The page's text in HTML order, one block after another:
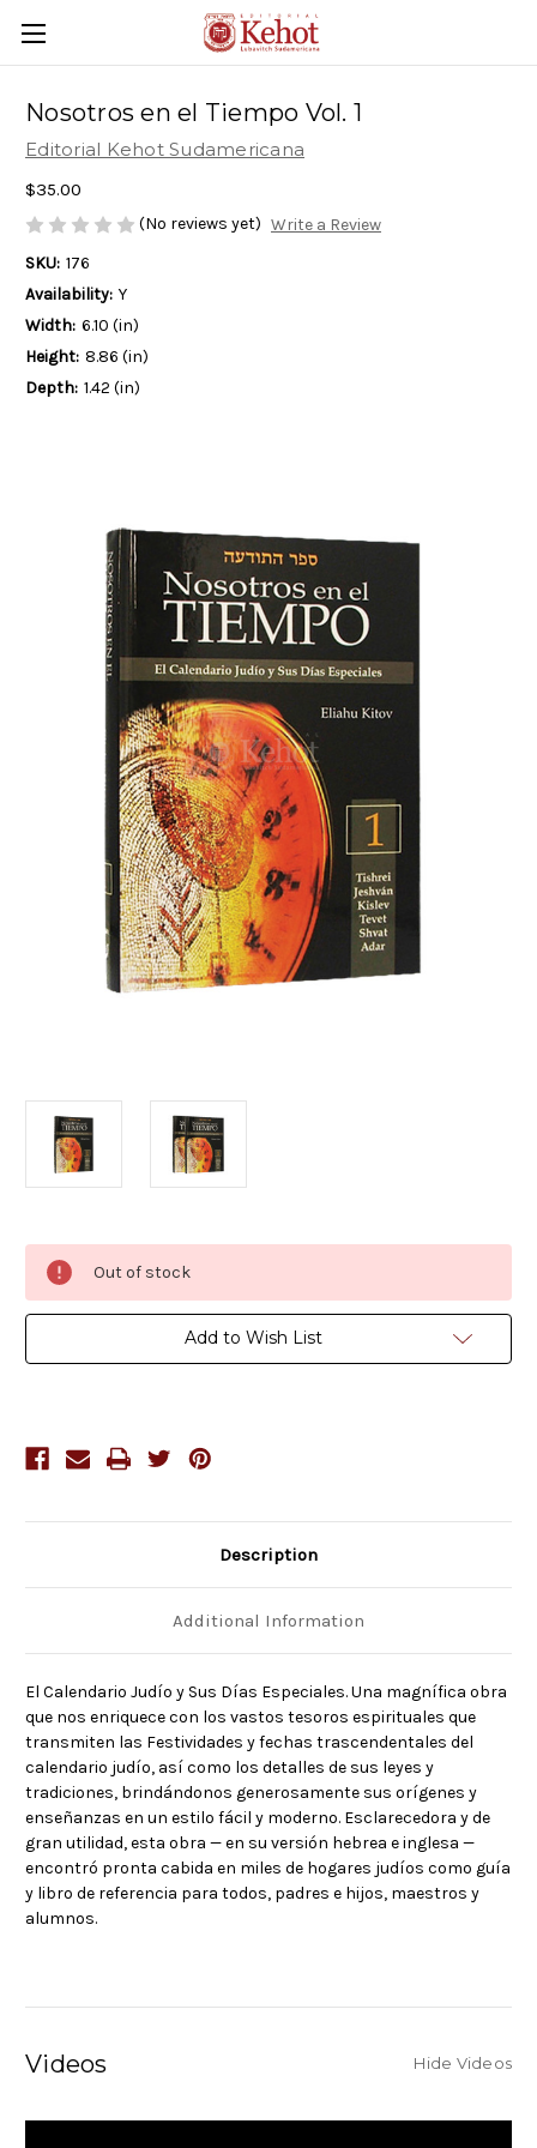
Nosotros en el Tiempo Vol. 1
Editorial Kehot Sudamericana
$35.00
(No reviews yet) Write a Review
SKU: 176
Availability: Y
Width: 6.10 (in)
Height: 8.86 (in)
Depth: 1.42 (in)
Stock:
Out of stock
Add to Wish List
Description
Additional Information
El Calendario Judío y Sus Días Especiales. Una magnífica obra
que nos enriquece con los vastos tesoros espirituales que
transmiten las Festividades y fechas trascendentales del
calendario judío, así como los detalles de sus leyes y
tradiciones, brindándonos generosamente sus orígenes y
enseñanzas en un estilo fácil y moderno. Esclarecedora y de
gran utilidad, esta obra — en su versión hebrea e inglesa —
encontró pronta cabida en miles de hogares judíos como guía
y libro de referencia para todos, padres e hijos, maestros y
alumnos.
Videos Hide Videos